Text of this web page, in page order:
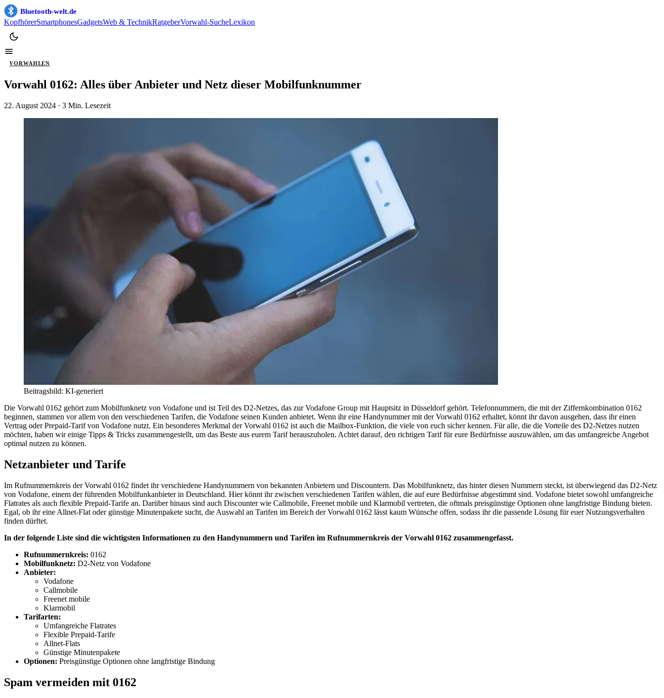
Bluetooth-welt.de
KopfhörerSmartphonesGadgetsWeb & TechnikRatgeberVorwahl-SucheLexikon
VORWAHLEN
Vorwahl 0162: Alles über Anbieter und Netz dieser Mobilfunknummer
22. August 2024 · 3 Min. Lesezeit
Beitragsbild: KI-generiert
Die Vorwahl 0162 gehört zum Mobilfunknetz von Vodafone und ist Teil des D2-Netzes, das zur Vodafone Group mit Hauptsitz in Düsseldorf gehört. Telefonnummern, die mit der Ziffernkombination 0162
beginnen, stammen vor allem von den verschiedenen Tarifen, die Vodafone seinen Kunden anbietet. Wenn ihr eine Handynummer mit der Vorwahl 0162 erhaltet, könnt ihr davon ausgehen, dass ihr einen
Vertrag oder Prepaid-Tarif von Vodafone nutzt. Ein besonderes Merkmal der Vorwahl 0162 ist auch die Mailbox-Funktion, die viele von euch sicher kennen. Für alle, die die Vorteile des D2-Netzes nutzen
möchten, haben wir einige Tipps & Tricks zusammengestellt, um das Beste aus eurem Tarif herauszuholen. Achtet darauf, den richtigen Tarif für eure Bedürfnisse auszuwählen, um das umfangreiche Angebot
optimal nutzen zu können.
Netzanbieter und Tarife
Im Rufnummernkreis der Vorwahl 0162 findet ihr verschiedene Handynummern von bekannten Anbietern und Discountern. Das Mobilfunknetz, das hinter diesen Nummern steckt, ist überwiegend das D2-Netz
von Vodafone, einem der führenden Mobilfunkanbieter in Deutschland. Hier könnt ihr zwischen verschiedenen Tarifen wählen, die auf eure Bedürfnisse abgestimmt sind. Vodafone bietet sowohl umfangreiche
Flatrates als auch flexible Prepaid-Tarife an. Darüber hinaus sind auch Discounter wie Callmobile, Freenet mobile und Klarmobil vertreten, die oftmals preisgünstige Optionen ohne langfristige Bindung bieten.
Egal, ob ihr eine Allnet-Flat oder günstige Minutenpakete sucht, die Auswahl an Tarifen im Bereich der Vorwahl 0162 lässt kaum Wünsche offen, sodass ihr die passende Lösung für euer Nutzungsverhalten
finden dürftet.
In der folgende Liste sind die wichtigsten Informationen zu den Handynummern und Tarifen im Rufnummernkreis der Vorwahl 0162 zusammengefasst.
Rufnummernkreis: 0162
Mobilfunknetz: D2-Netz von Vodafone
Anbieter:
Vodafone
Callmobile
Freenet mobile
Klarmobil
Tarifarten:
Umfangreiche Flatrates
Flexible Prepaid-Tarife
Allnet-Flats
Günstige Minutenpakete
Optionen: Preisgünstige Optionen ohne langfristige Bindung
Spam vermeiden mit 0162